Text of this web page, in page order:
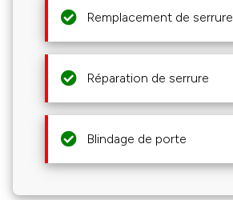
Remplacement de serrure
Réparation de serrure
Blindage de porte